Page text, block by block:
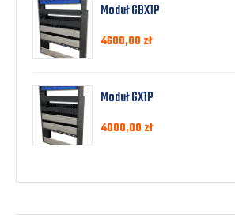
Moduł GBX1P
4600,00 zł
Moduł GX1P
4000,00 zł